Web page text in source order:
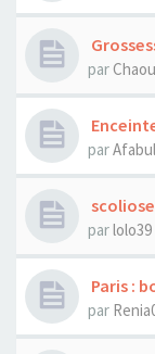
par
par
parlolo39
Paris :
par